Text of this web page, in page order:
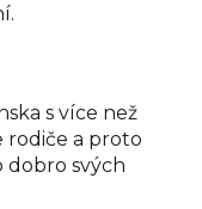
s více než
rodiče a proto
svých